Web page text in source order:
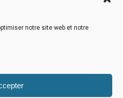
notre site web et notre